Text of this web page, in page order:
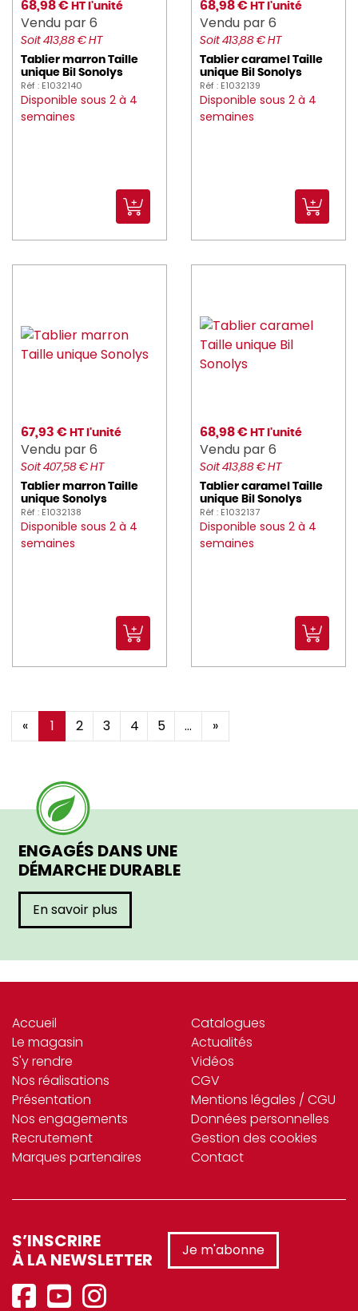
68,98 € HT l'unité
Vendu par 6
Soit 413,88 € HT
Tablier marron Taille
unique Bil Sonolys
Réf : E1032140
Disponible sous 2 à 4
semaines
68,98 € HT l'unité
Vendu par 6
Soit 413,88 € HT
Tablier caramel Taille
unique Bil Sonolys
Réf : E1032139
Disponible sous 2 à 4
semaines
67,93 € HT l'unité
Vendu par 6
Soit 407,58 € HT
Tablier marron Taille
unique Sonolys
Réf : E1032138
Disponible sous 2 à 4
semaines
68,98 € HT l'unité
Vendu par 6
Soit 413,88 € HT
Tablier caramel Taille
unique Bil Sonolys
Réf : E1032137
Disponible sous 2 à 4
semaines
« 1 2 3 4 5 ... »
ENGAGÉS DANS UNE
DÉMARCHE DURABLE
En savoir plus
Accueil
Le magasin
S'y rendre
Nos réalisations
Présentation
Nos engagements
Recrutement
Marques partenaires
Catalogues
Actualités
Vidéos
CGV
Mentions légales / CGU
Données personnelles
Gestion des cookies
Contact
S’INSCRIRE
À LA NEWSLETTER
Je m'abonne